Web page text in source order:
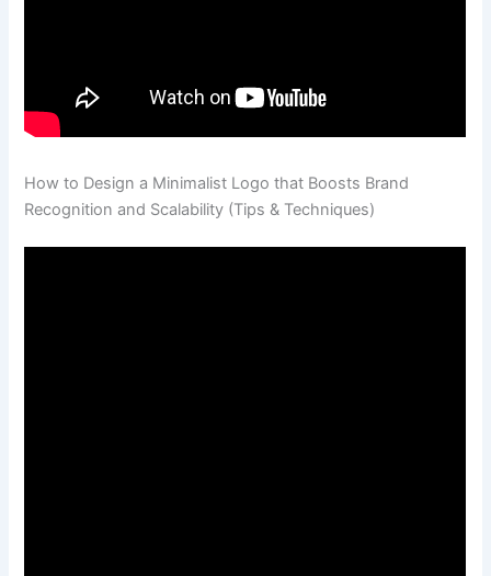
How to Design a Minimalist Logo that Boosts Brand
Recognition and Scalability (Tips & Techniques)